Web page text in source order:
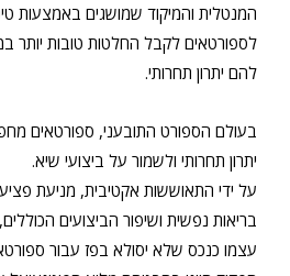
המנטלית והמיקוד שמושגים באמצעות
לספורטאים לקבל החלטות טובות יותר
להם יתרון תחרותי.
בעולם הספורט התובעני, ספורטאים
יתרון תחרותי ולשמור על ביצועי שיא.
על ידי התאוששות אקטיבית, מניעת
בריאות נפשית ושיפור הביצועים
עצמו כנכס שלא יסולא בפז עבור